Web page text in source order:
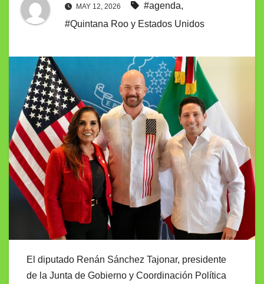
MAY 12, 2026 #agenda,
#Quintana Roo y Estados Unidos
El diputado Renán Sánchez Tajonar, presidente
de la Junta de Gobierno y Coordinación Política